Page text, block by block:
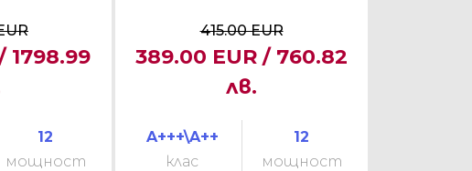
1798.99
12
мощност
415.00 EUR
389.00 EUR / 760.82
лв.
A+++\A++
клас
12
мощност